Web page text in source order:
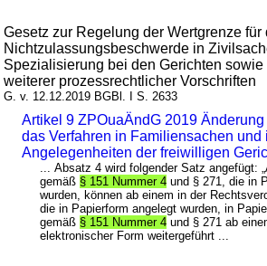
Gesetz zur Regelung der Wertgrenze für
Nichtzulassungsbeschwerde in
Spezialisierung bei den Gerichten sowie
weiterer prozessrechtlicher Vorschriften
G. v. 12.12.2019 BGBl. I S. 2633
Artikel 9 ZPOuaÄndG 2019
das Verfahren in Familiensachen und
Angelegenheiten der freiwilligen
... Absatz 4 wird folgender Satz angefügt:
gemäß § 151 Nummer 4 und § 271, die in
wurden, können ab einem in der
die in Papierform angelegt wurden, in
gemäß § 151 Nummer 4 und § 271 ab
elektronischer Form weitergeführt ...